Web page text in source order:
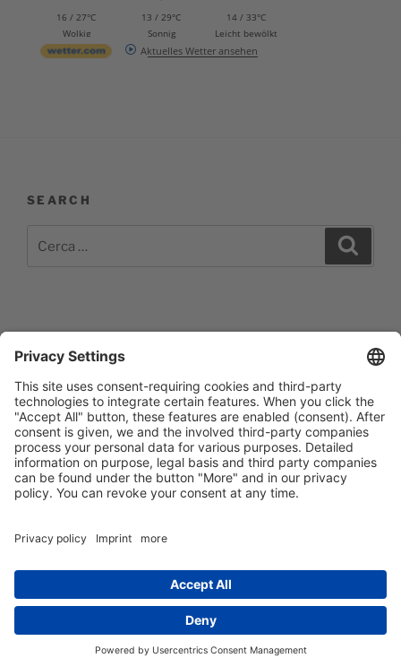
16 / 27°C
Wolkig
13 / 29°C
Sonnig
14 / 33°C
Leicht bewölkt
Aktuelles Wetter ansehen
SEARCH
Impressum
Barrierefreiheitserklärung
Datenschutzerklärung
Newsletter abonieren
FacebookE‑Mail